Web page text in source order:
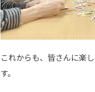
これからも、皆さんに楽
す。